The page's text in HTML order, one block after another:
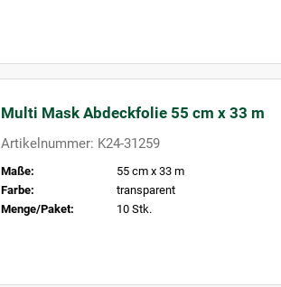
Multi Mask Abdeckfolie 55 cm x 33 m
Artikelnummer: K24-31259
Maße:
55 cm x 33 m
Farbe:
transparent
Menge/Paket:
10 Stk.